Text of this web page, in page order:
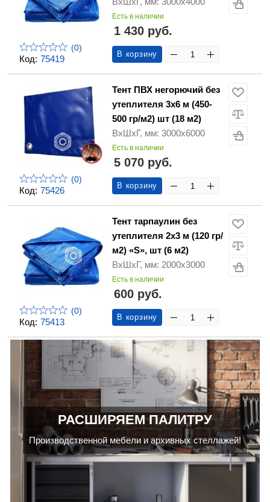
Код: 75419
(0)
Есть в наличии
1 430 руб.
В корзину
Код: 75426
(0)
Тент ПВХ негорючий без
утеплителя 3х6 м (450-
500 гр/м2) шт (18 м2)
ВхШхГ, мм: 3000х6000
Есть в наличии
5 070 руб.
В корзину
Код: 75413
(0)
Тент тарпаулин без
утеплителя 2х3 м (120 гр/
м2) «S», шт (6 м2)
ВхШхГ, мм: 2000х3000
Есть в наличии
600 руб.
В корзину
РАСШИРЯЕМ ПАЛИТРУ
Производственной мебели и архивных стеллажей!